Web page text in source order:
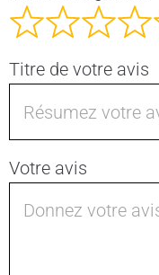
Titre de votre avis
Votre avis